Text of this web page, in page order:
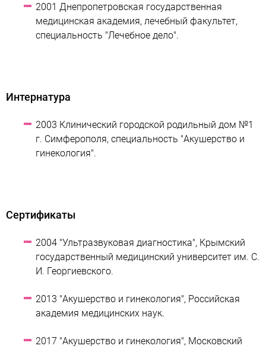
2001 Днепропетровская государственная
медицинская академия, лечебный факультет,
специальность "Лечебное дело".
Интернатура
2003 Клинический городской родильный дом №1
г. Симферополя, специальность "Акушерство и
гинекология".
Сертификаты
2004 "Ультразвуковая диагностика", Крымский
государственный медицинский университет им. С.
И. Георгиевского.
2013 "Акушерство и гинекология", Российская
академия медицинских наук.
2017 "Акушерство и гинекология", Московский